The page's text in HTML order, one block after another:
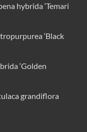
hybrida ‘Temari
‘Black
‘Golden
grandiflora